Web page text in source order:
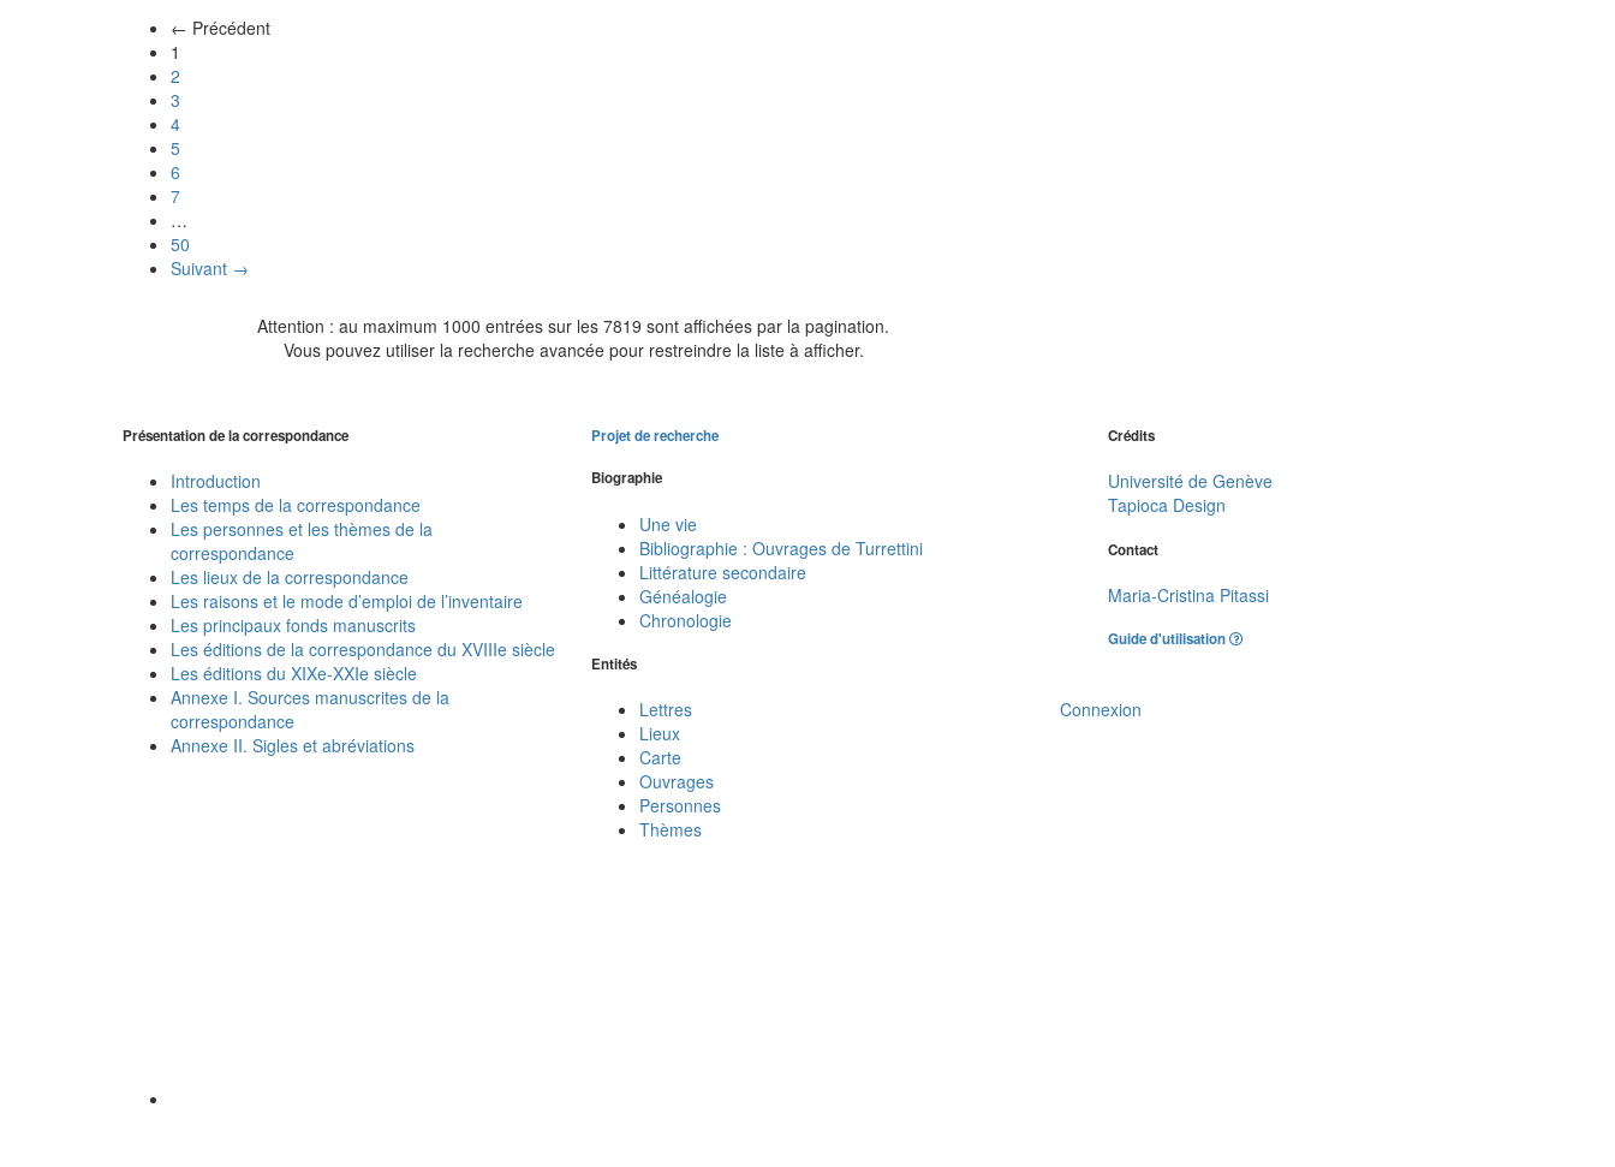
← Précédent
1
2
3
4
5
6
7
…
50
Suivant →
Attention : au maximum 1000 entrées sur les 7819 sont affichées par la pagination.
Vous pouvez utiliser la recherche avancée pour restreindre la liste à afficher.
Présentation de la correspondance
Introduction
Les temps de la correspondance
Les personnes et les thèmes de la
correspondance
Les lieux de la correspondance
Les raisons et le mode d’emploi de l’inventaire
Les principaux fonds manuscrits
Les éditions de la correspondance du XVIIIe siècle
Les éditions du XIXe-XXIe siècle
Annexe I. Sources manuscrites de la
correspondance
Annexe II. Sigles et abréviations
Projet de recherche
Biographie
Une vie
Bibliographie : Ouvrages de Turrettini
Littérature secondaire
Généalogie
Chronologie
Entités
Lettres
Lieux
Carte
Ouvrages
Personnes
Thèmes
Crédits
Université de Genève
Tapioca Design
Contact
Maria-Cristina Pitassi
Guide d'utilisation
Connexion